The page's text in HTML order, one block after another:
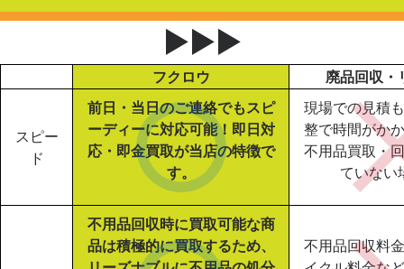
▶▶▶
フクロウ 廃品回収・
スピー
ド
前日・当日のご連絡でもスピ
ーディーに対応可能！即日対
応・即金買取が当店の特徴で
す。
現場での見積
整で時間がか
不用品買取・
ていない
不用品回収時に買取可能な商
品は積極的に買取するため、
不用品回収料